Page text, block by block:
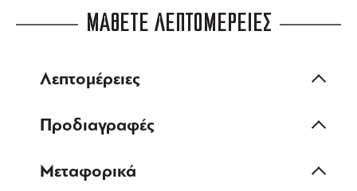
ΜΑΘΕΤΕ ΛΕΠΤΟΜΕΡΕΙΕΣ
Λεπτομέρειες
Προδιαγραφές
Μεταφορικά